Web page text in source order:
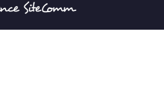
à Le Château d'Oléron